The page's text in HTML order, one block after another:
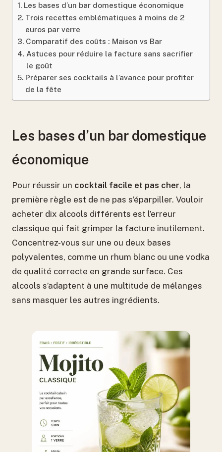
Les bases d’un bar domestique économique
Trois recettes emblématiques à moins de 2
euros par verre
Comparatif des coûts : Maison vs Bar
Astuces pour réduire la facture sans sacrifier
le goût
Préparer ses cocktails à l’avance pour profiter
de la fête
Les bases d’un bar domestique
économique
Pour réussir un cocktail facile et pas cher, la
première règle est de ne pas s’éparpiller. Vouloir
acheter dix alcools différents est l’erreur
classique qui fait grimper la facture inutilement.
Concentrez-vous sur une ou deux bases
polyvalentes, comme un rhum blanc ou une vodka
de qualité correcte en grande surface. Ces
alcools s’adaptent à une multitude de mélanges
sans masquer les autres ingrédients.